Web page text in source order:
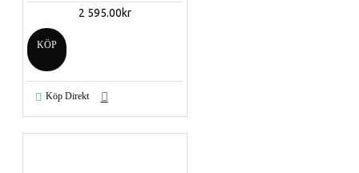
2 595.00kr
KÖP
Köp Direkt